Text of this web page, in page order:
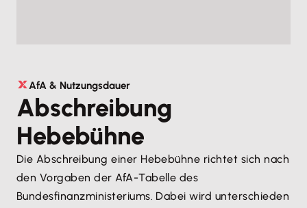
AfA & Nutzungsdauer
Abschreibung
Hebebühne
Die Abschreibung einer Hebebühne richtet sich nach
den Vorgaben der AfA-Tabelle des
Bundesfinanzministeriums. Dabei wird unterschieden